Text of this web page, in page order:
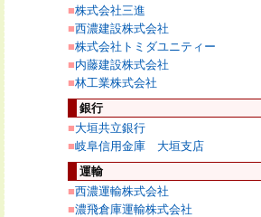
■株式会社三進
■西濃建設株式会社
■株式会社トミダユニティー
■内藤建設株式会社
■林工業株式会社
銀行
■大垣共立銀行
■岐阜信用金庫 大垣支店
運輸
■西濃運輸株式会社
■濃飛倉庫運輸株式会社